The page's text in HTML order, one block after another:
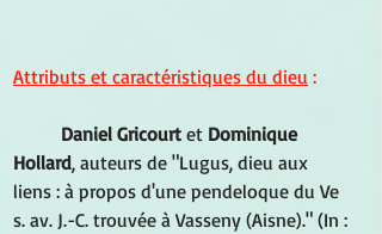
Attributs et caractéristiques du dieu :
Daniel Gricourt et Dominique
Hollard, auteurs de "Lugus, dieu aux
liens : à propos d'une pendeloque du Ve
s. av. J.-C. trouvée à Vasseny (Aisne)." (In :